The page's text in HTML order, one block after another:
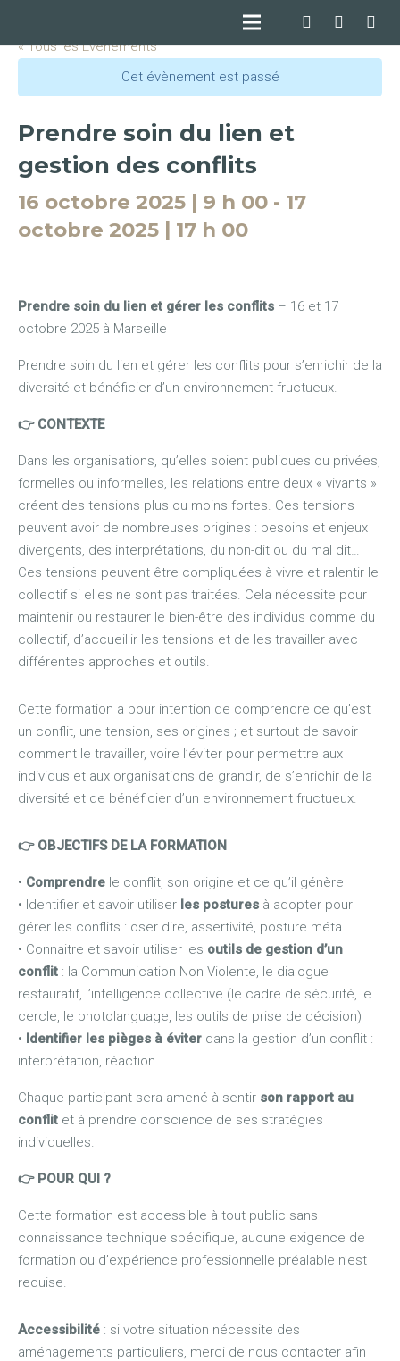
« Tous les Évènements
Cet évènement est passé
Prendre soin du lien et
gestion des conflits
16 octobre 2025 | 9 h 00 - 17
octobre 2025 | 17 h 00
Prendre soin du lien et gérer les conflits – 16 et 17
octobre 2025 à Marseille
Prendre soin du lien et gérer les conflits pour s’enrichir de la
diversité et bénéficier d’un environnement fructueux.
👉 CONTEXTE
Dans les organisations, qu’elles soient publiques ou privées,
formelles ou informelles, les relations entre deux « vivants »
créent des tensions plus ou moins fortes. Ces tensions
peuvent avoir de nombreuses origines : besoins et enjeux
divergents, des interprétations, du non-dit ou du mal dit…
Ces tensions peuvent être compliquées à vivre et ralentir le
collectif si elles ne sont pas traitées. Cela nécessite pour
maintenir ou restaurer le bien-être des individus comme du
collectif, d’accueillir les tensions et de les travailler avec
différentes approches et outils.
Cette formation a pour intention de comprendre ce qu’est
un conflit, une tension, ses origines ; et surtout de savoir
comment le travailler, voire l’éviter pour permettre aux
individus et aux organisations de grandir, de s’enrichir de la
diversité et de bénéficier d’un environnement fructueux.
👉 OBJECTIFS DE LA FORMATION
• Comprendre le conflit, son origine et ce qu’il génère
• Identifier et savoir utiliser les postures à adopter pour
gérer les conflits : oser dire, assertivité, posture méta
• Connaitre et savoir utiliser les outils de gestion d’un
conflit : la Communication Non Violente, le dialogue
restauratif, l’intelligence collective (le cadre de sécurité, le
cercle, le photolanguage, les outils de prise de décision)
• Identifier les pièges à éviter dans la gestion d’un conflit :
interprétation, réaction.
Chaque participant sera amené à sentir son rapport au
conflit et à prendre conscience de ses stratégies
individuelles.
👉 POUR QUI ?
Cette formation est accessible à tout public sans
connaissance technique spécifique, aucune exigence de
formation ou d’expérience professionnelle préalable n’est
requise.
Accessibilité : si votre situation nécessite des
aménagements particuliers, merci de nous contacter afin